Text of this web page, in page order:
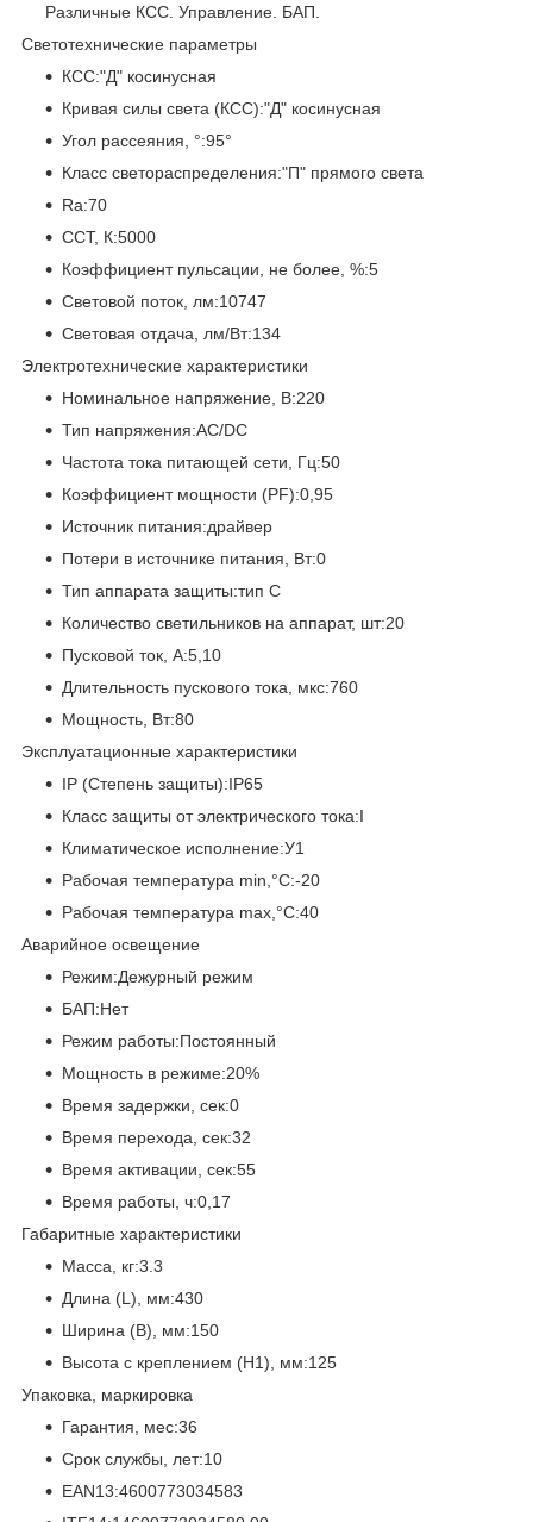
Различные КСС. Управление. БАП.
Светотехнические параметры
КСС:"Д" косинусная
Кривая силы света (КСС):"Д" косинусная
Угол рассеяния, °:95°
Класс светораспределения:"П" прямого света
Ra:70
CCT, К:5000
Коэффициент пульсации, не более, %:5
Световой поток, лм:10747
Световая отдача, лм/Вт:134
Электротехнические характеристики
Номинальное напряжение, В:220
Тип напряжения:AC/DC
Частота тока питающей сети, Гц:50
Коэффициент мощности (PF):0,95
Источник питания:драйвер
Потери в источнике питания, Вт:0
Тип аппарата защиты:тип С
Количество светильников на аппарат, шт:20
Пусковой ток, А:5,10
Длительность пускового тока, мкс:760
Мощность, Вт:80
Эксплуатационные характеристики
IP (Степень защиты):IP65
Класс защиты от электрического тока:I
Климатическое исполнение:У1
Рабочая температура min,°C:-20
Рабочая температура max,°C:40
Аварийное освещение
Режим:Дежурный режим
БАП:Нет
Режим работы:Постоянный
Мощность в режиме:20%
Время задержки, сек:0
Время перехода, сек:32
Время активации, сек:55
Время работы, ч:0,17
Габаритные характеристики
Масса, кг:3.3
Длина (L), мм:430
Ширина (B), мм:150
Высота с креплением (H1), мм:125
Упаковка, маркировка
Гарантия, мес:36
Срок службы, лет:10
EAN13:4600773034583